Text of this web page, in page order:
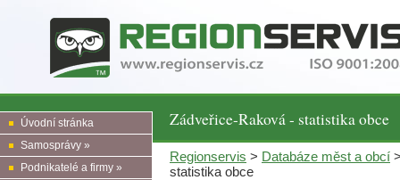
Zádveřice-Raková - statistika obce
Úvodní stránka
Samosprávy »
Podnikatelé a firmy »
Regionservis > Databáze měst a obcí
statistika obce